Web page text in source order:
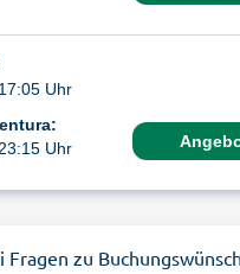
Uhr
Uhr
zu